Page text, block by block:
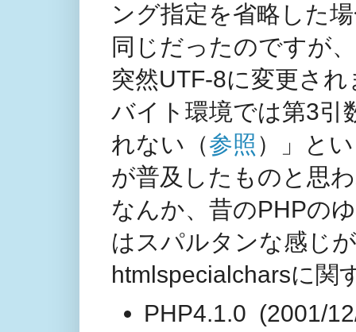
ング指定を省略した
同じだったのですが
突然UTF-8に変更さ
バイト環境では第3引
れない（参照 ）」と
が普及したものと思
なんか、昔のPHPの
はスパルタンな感じ
htmlspecialcharsに関
PHP4.1.0 (2001/